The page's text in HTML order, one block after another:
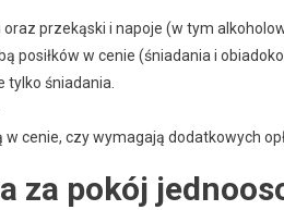
przekąski i napoje (w tym
posiłków w cenie (śniadania i
tylko śniadania.
cenie, czy wymagają dodatkowych
za pokój